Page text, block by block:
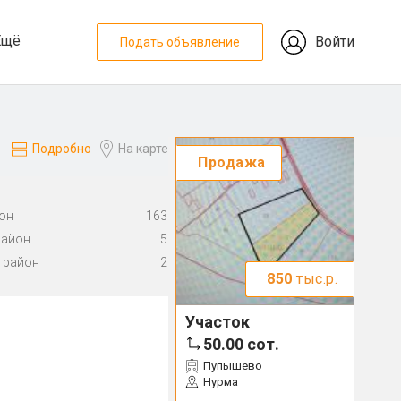
Подать объявление Войти
Подробно На карте
163
5
район 2
Продажа
850 тыс.р.
Участок
50.00 сот.
Пупышево
Нурма